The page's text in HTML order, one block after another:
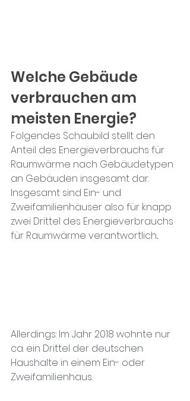
Welche Gebäude
verbrauchen am
meisten Energie?
Folgendes Schaubild stellt den
Anteil des Energieverbrauchs für
Raumwärme nach Gebäudetypen
an Gebäuden insgesamt dar.
Insgesamt sind Ein- und
Zweifamilienhäuser also für knapp
zwei Drittel des Energieverbrauchs
für Raumwärme verantwortlich.
Allerdings: Im Jahr 2018 wohnte nur
ca. ein Drittel der deutschen
Haushalte in einem Ein- oder
Zweifamilienhaus.